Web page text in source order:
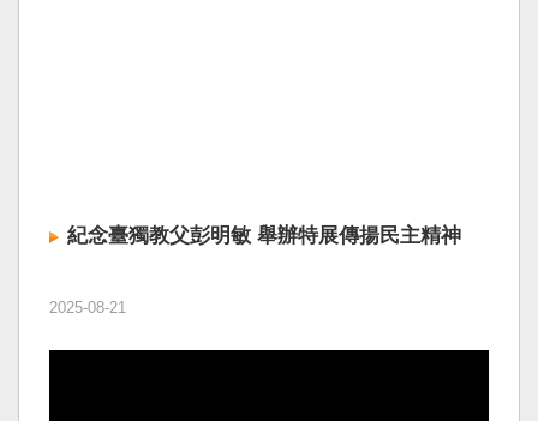
紀念臺獨教父彭明敏 舉辦特展傳揚民主精神
2025-08-21